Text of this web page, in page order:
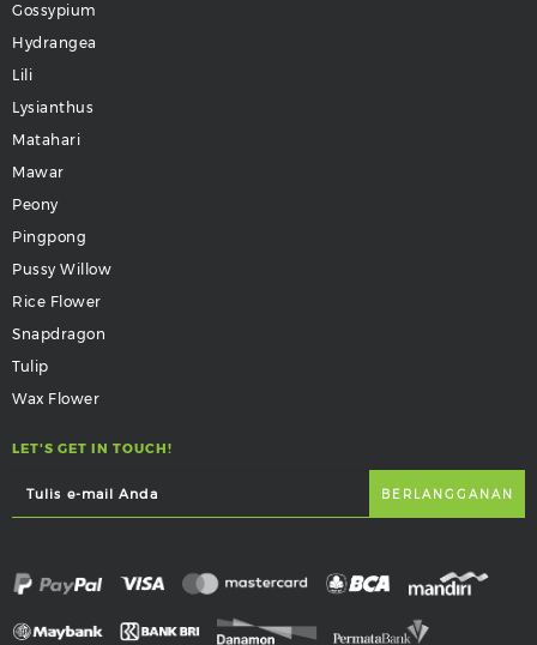
Gossypium
Hydrangea
Lili
Lysianthus
Matahari
Mawar
Peony
Pingpong
Pussy Willow
Rice Flower
Snapdragon
Tulip
Wax Flower
LET'S GET IN TOUCH!